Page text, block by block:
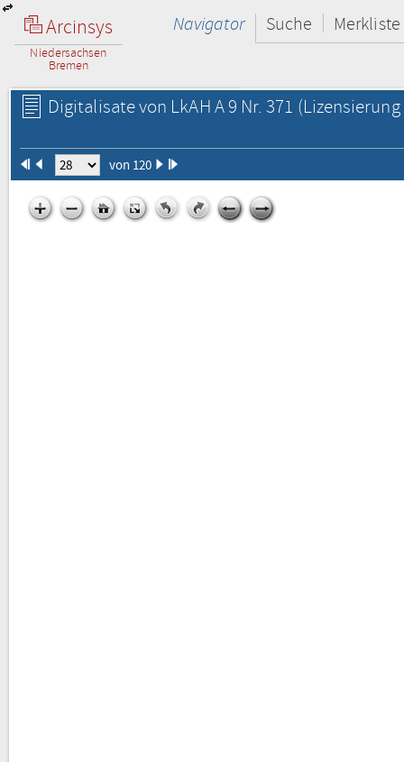
Arcinsys
Niedersachsen
Bremen
Navigator Suche Merkliste
Digitalisate von LkAH A 9 Nr. 371
von 120